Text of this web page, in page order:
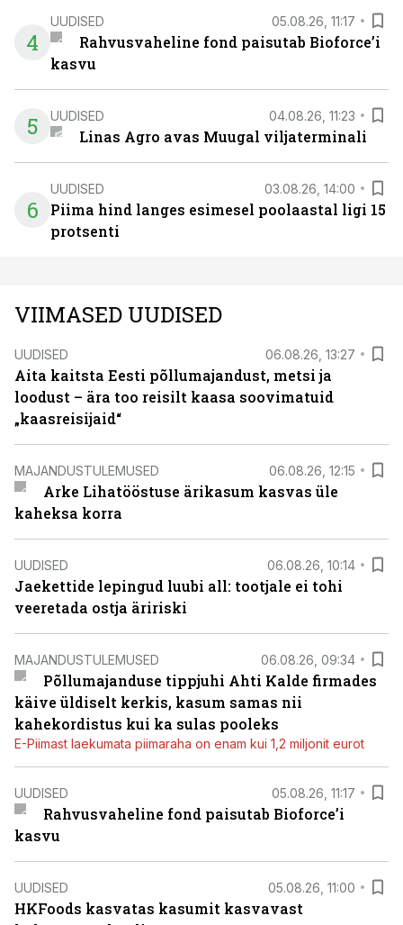
4
UUDISED 05.08.26, 11:17
Rahvusvaheline fond paisutab Bioforce’i
kasvu
5 UUDISED 04.08.26, 11:23
Linas Agro avas Muugal viljaterminali
6
UUDISED 03.08.26, 14:00
Piima hind langes esimesel poolaastal ligi 15
protsenti
VIIMASED UUDISED
UUDISED 06.08.26, 13:27
Aita kaitsta Eesti põllumajandust, metsi ja
loodust – ära too reisilt kaasa soovimatuid
„kaasreisijaid“
MAJANDUSTULEMUSED 06.08.26, 12:15
Arke Lihatööstuse ärikasum kasvas üle
kaheksa korra
UUDISED 06.08.26, 10:14
Jaekettide lepingud luubi all: tootjale ei tohi
veeretada ostja äririski
MAJANDUSTULEMUSED 06.08.26, 09:34
Põllumajanduse tippjuhi Ahti Kalde firmades
käive üldiselt kerkis, kasum samas nii
kahekordistus kui ka sulas pooleks
E-Piimast laekumata piimaraha on enam kui 1,2 miljonit eurot
UUDISED 05.08.26, 11:17
Rahvusvaheline fond paisutab Bioforce’i
kasvu
UUDISED 05.08.26, 11:00
HKFoods kasvatas kasumit kasvavast